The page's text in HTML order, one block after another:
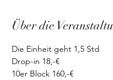
Über die
Die Einheit geht 1,5 Std
Drop-in 18,-€
10er Block 160,-€